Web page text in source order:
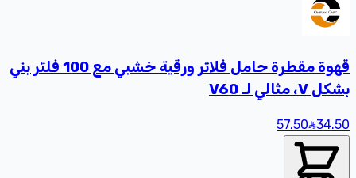
قهوة مقطرة حامل فلاتر ورقية خشبي مع 100 فلتر بني
بشكل V، مثالي لـ V60
34.50
57.50